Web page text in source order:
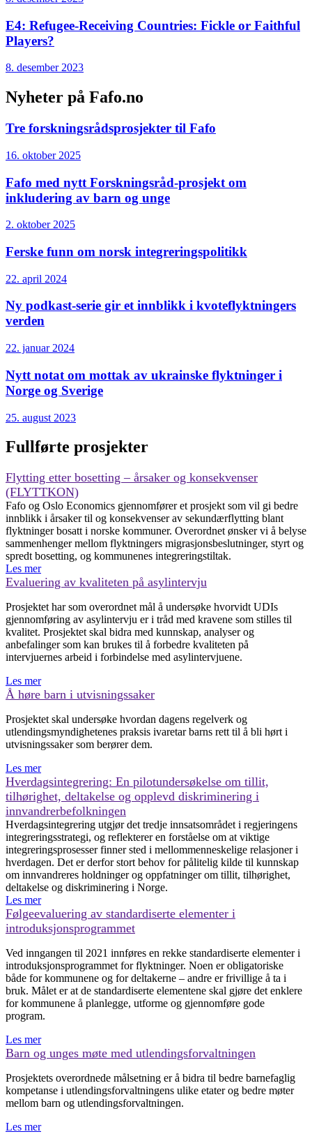
E4: Refugee-Receiving Countries: Fickle or Faithful
Players?
8. desember 2023
Nyheter på Fafo.no
Tre forskningsrådsprosjekter til Fafo
16. oktober 2025
Fafo med nytt Forskningsråd-prosjekt om
inkludering av barn og unge
2. oktober 2025
Ferske funn om norsk integreringspolitikk
22. april 2024
Ny podkast-serie gir et innblikk i kvoteflyktningers
verden
22. januar 2024
Nytt notat om mottak av ukrainske flyktninger i
Norge og Sverige
25. august 2023
Fullførte prosjekter
Flytting etter bosetting – årsaker og konsekvenser
(FLYTTKON)
Fafo og Oslo Economics gjennomfører et prosjekt som vil gi bedre
innblikk i årsaker til og konsekvenser av sekundærflytting blant
flyktninger bosatt i norske kommuner. Overordnet ønsker vi å belyse
sammenhenger mellom flyktningers migrasjonsbeslutninger, styrt og
spredt bosetting, og kommunenes integreringstiltak.
Les mer
Evaluering av kvaliteten på asylintervju
Prosjektet har som overordnet mål å undersøke hvorvidt UDIs
gjennomføring av asylintervju er i tråd med kravene som stilles til
kvalitet. Prosjektet skal bidra med kunnskap, analyser og
anbefalinger som kan brukes til å forbedre kvaliteten på
intervjuernes arbeid i forbindelse med asylintervjuene.
Les mer
Å høre barn i utvisningssaker
Prosjektet skal undersøke hvordan dagens regelverk og
utlendingsmyndighetenes praksis ivaretar barns rett til å bli hørt i
utvisningssaker som berører dem.
Les mer
Hverdagsintegrering: En pilotundersøkelse om tillit,
tilhørighet, deltakelse og opplevd diskriminering i
innvandrerbefolkningen
Hverdagsintegrering utgjør det tredje innsatsområdet i regjeringens
integreringsstrategi, og reflekterer en forståelse om at viktige
integreringsprosesser finner sted i mellommenneskelige relasjoner i
hverdagen. Det er derfor stort behov for pålitelig kilde til kunnskap
om innvandreres holdninger og oppfatninger om tillit, tilhørighet,
deltakelse og diskriminering i Norge.
Les mer
Følgeevaluering av standardiserte elementer i
introduksjonsprogrammet
Ved inngangen til 2021 innføres en rekke standardiserte elementer i
introduksjonsprogrammet for flyktninger. Noen er obligatoriske
både for kommunene og for deltakerne – andre er frivillige å ta i
bruk. Målet er at de standardiserte elementene skal gjøre det enklere
for kommunene å planlegge, utforme og gjennomføre gode
program.
Les mer
Barn og unges møte med utlendingsforvaltningen
Prosjektets overordnede målsetning er å bidra til bedre barnefaglig
kompetanse i utlendingsforvaltningens ulike etater og bedre møter
mellom barn og utlendingsforvaltningen.
Les mer